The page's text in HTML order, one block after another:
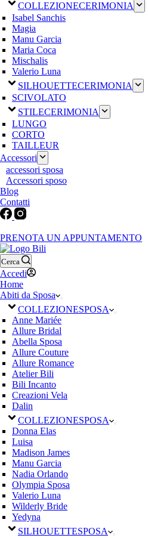
COLLEZIONECERIMONIA
Isabel Sanchis
Magia
Manu Garcia
Maria Coca
Mischalis
Valerio Luna
SILHOUETTECERIMONIA
SCIVOLATO
STILECERIMONIA
LUNGO
CORTO
TAILLEUR
Accessori
accessori sposa
Accessori sposo
Blog
Contatti
PRENOTA UN APPUNTAMENTO
Cerca
Accedi
Home
Abiti da Sposa
COLLEZIONESPOSA
Anne Mariée
Allure Bridal
Abella Sposa
Allure Couture
Allure Romance
Atelier Bili
Bili Incanto
Creazioni Vela
Dalin
COLLEZIONESPOSA
Donna Elas
Luisa
Madison James
Manu Garcia
Nadia Orlando
Olympia Sposa
Valerio Luna
Wilderly Bride
Yedyna
SILHOUETTESPOSA